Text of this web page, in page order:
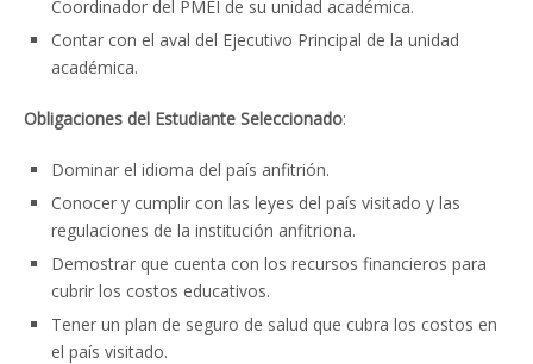
Coordinador del PMEI de su unidad académica.
Contar con el aval del Ejecutivo Principal de la unidad
académica.
Obligaciones del Estudiante Seleccionado:
Dominar el idioma del país anfitrión.
Conocer y cumplir con las leyes del país visitado y las
regulaciones de la institución anfitriona.
Demostrar que cuenta con los recursos financieros para
cubrir los costos educativos.
Tener un plan de seguro de salud que cubra los costos en
el país visitado.